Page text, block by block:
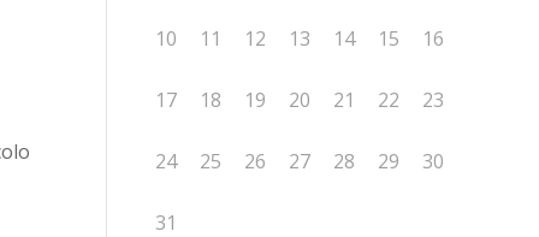
10 11 12 13 14 15 16
17 18 19 20 21 22 23
24 25 26 27 28 29 30
31